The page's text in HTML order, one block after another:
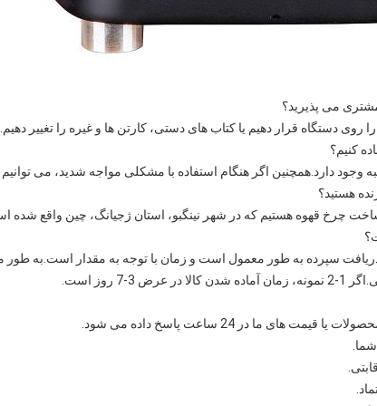
روی دستگاه قرار دهیم یا کتاب های دستی، کارتن ها و غیره را تغییر دهیم.